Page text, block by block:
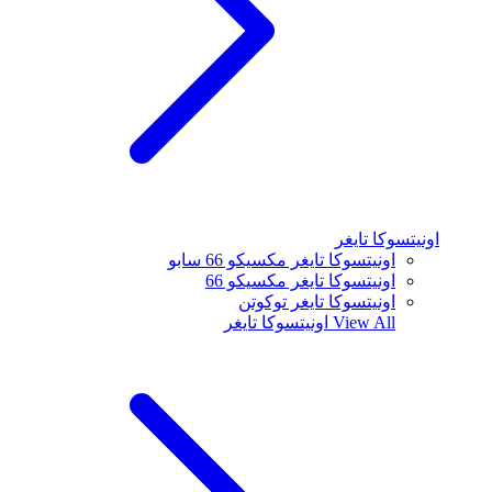
اونيتسوكا تايغر
اونيتسوكا تايغر مكسيكو 66 سابو
اونيتسوكا تايغر مكسيكو 66
اونيتسوكا تايغر توكوتن
View All اونيتسوكا تايغر